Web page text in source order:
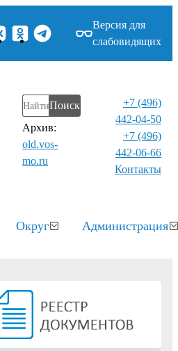
Версия для
слабовидящих
Поиск
Архив:
old.vos-
mo.ru
+7 (496)
442-04-50
+7 (496)
442-06-66
Контакты⁠
Округ Администрация